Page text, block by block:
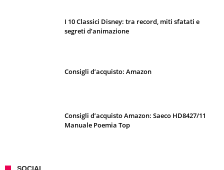
I 10 Classici Disney: tra record, miti sfatati e
segreti d’animazione
Consigli d’acquisto: Amazon
Consigli d’acquisto Amazon: Saeco HD8427/11
Manuale Poemia Top
SOCIAL